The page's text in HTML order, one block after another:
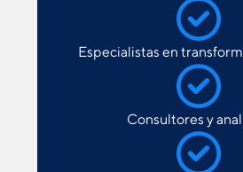
Especialistas en
Consultores y